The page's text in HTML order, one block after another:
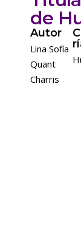
de
Autor
Lina Sofía
Quant
Charris